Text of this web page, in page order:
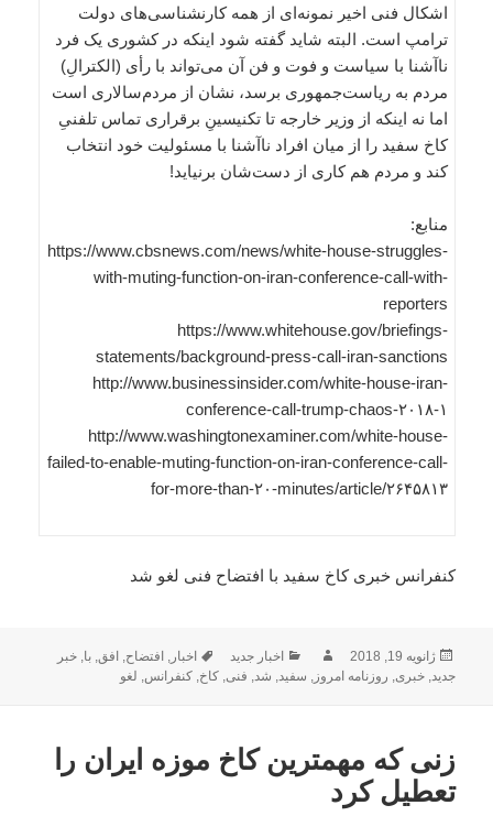
اشکال فنی اخیر نمونه‌ای از همه کارنشناسی‌های دولت
ترامپ است. البته شاید گفته شود اینکه در کشوری یک فرد
ناآشنا با سیاست و فوت و فن آن می‌تواند با رأی (الکترالِ)
مردم به ریاست‌جمهوری برسد، نشان از مردم‌سالاری است
اما نه اینکه از وزیر خارجه تا تکنیسینِ برقراری تماس تلفنیِ
کاخ سفید را از میان افراد ناآشنا با مسئولیت خود انتخاب
کند و مردم هم کاری از دست‌شان برنیاید!
منابع:
https://www.cbsnews.com/news/white-house-struggles-
with-muting-function-on-iran-conference-call-with-
reporters
https://www.whitehouse.gov/briefings-
statements/background-press-call-iran-sanctions
http://www.businessinsider.com/white-house-iran-
conference-call-trump-chaos-۲۰۱۸-۱
http://www.washingtonexaminer.com/white-house-
failed-to-enable-muting-function-on-iran-conference-call-
for-more-than-۲۰-minutes/article/۲۶۴۵۸۱۳
کنفرانس خبری کاخ سفید با افتضاح فنی لغو شد
ارسال
شده
ژانویه 19, 2018 نویسندهدسته‌ها
اخبار جدید برچسب‌ها
اخبار, افتضاح, افق,با,خبر
جدید,خبری, روزنامه امروز, سفید, شد, فنی,کاخ,کنفرانس, لغو
زنی که مهمترین کاخ موزه ایران را
تعطیل کرد